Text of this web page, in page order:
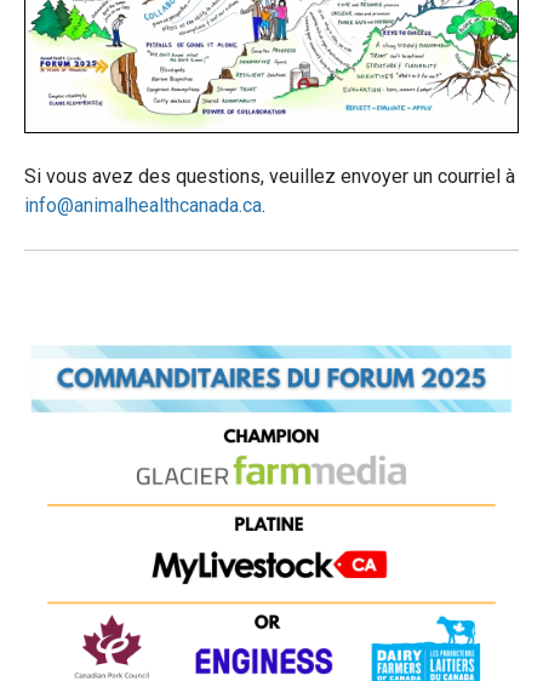
Si vous avez des questions, veuillez envoyer un courriel à
info@animalhealthcanada.ca.